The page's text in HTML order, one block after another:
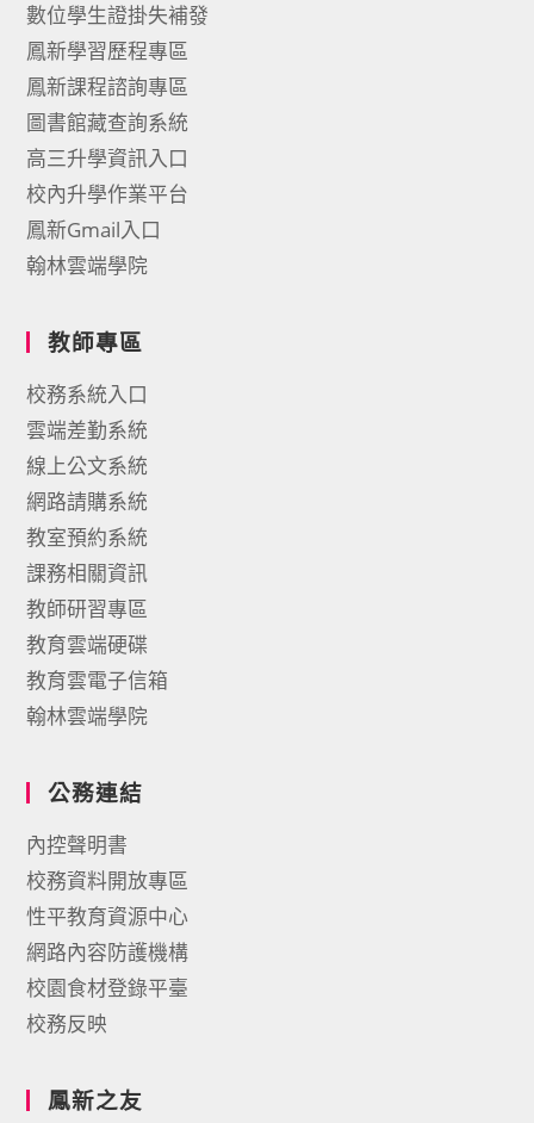
數位學生證掛失補發
鳳新學習歷程專區
鳳新課程諮詢專區
圖書館藏查詢系統
高三升學資訊入口
校內升學作業平台
鳳新Gmail入口
翰林雲端學院
教師專區
校務系統入口
雲端差勤系統
線上公文系統
網路請購系統
教室預約系統
課務相關資訊
教師研習專區
教育雲端硬碟
教育雲電子信箱
翰林雲端學院
公務連結
內控聲明書
校務資料開放專區
性平教育資源中心
網路內容防護機構
校園食材登錄平臺
校務反映
鳳新之友